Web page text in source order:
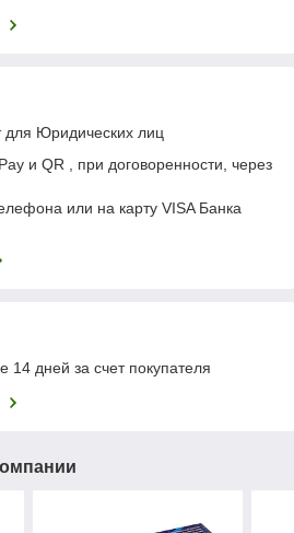
для Юридических лиц
и QR , при договоренности, через
или на карту VISA Банка
14 дней за счет покупателя